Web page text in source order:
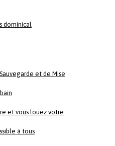
dominical
et de Mise
et vous louez votre
à tous